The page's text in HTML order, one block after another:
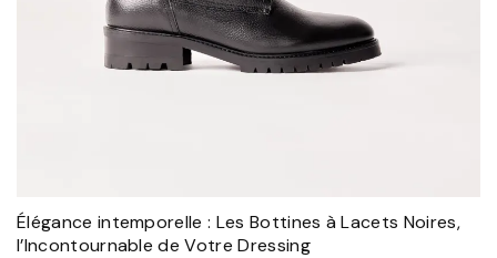
Élégance intemporelle : Les Bottines à Lacets Noires,
l’Incontournable de Votre Dressing